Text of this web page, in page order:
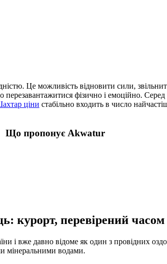
Це можливість відновити сили,
перезавантажитися фізично і емоційно.
ціни стабільно входить в число
Що пропонує Akwatur
курорт, перевірений часом
і вже давно відоме як один з провідних
мінеральними водами.